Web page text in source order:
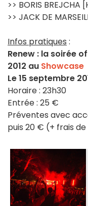
>> BORIS BREJCHA
>> JACK DE
Infos pratiques :
Renew : la soirée
2012 au Showcase
Le 15 septembre
Horaire : 23h30
Entrée : 25 €
Préventes avec
puis 20 € (+ frais